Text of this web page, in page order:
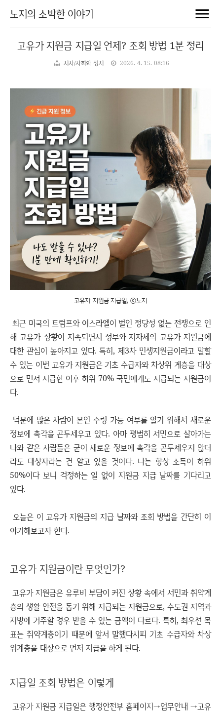
노지의 소박한 이야기
고유가 지원금 지급일 언제? 조회 방법 1분 정리
시사/사회와 정치 2026. 4. 15. 08:16
고유자 지원금 지급일, ⓒ노지
최근 미국의 트럼프와 이스라엘이 벌인 정당성 없는 전쟁으로 인
해 고유가 상황이 지속되면서 정부와 지자체의 고유가 지원금에
대한 관심이 높아지고 있다. 특히, 제3차 민생지원금이라고 말할
수 있는 이번 고유가 지원금은 기초 수급자와 차상위 계층을 대상
으로 먼저 지급한 이후 하위 70% 국민에게도 지급되는 지원금이
다.
덕분에 많은 사람이 본인 수령 가능 여부를 알기 위해서 새로운
정보에 촉각을 곤두세우고 있다. 아마 평범히 서민으로 살아가는
나와 같은 사람들은 굳이 새로운 정보에 촉각을 곤두세우지 않더
라도 대상자라는 건 알고 있을 것이다. 나는 항상 소득이 하위
50%이다 보니 걱정하는 일 없이 지원금 지급 날짜를 기다리고
있다.
오늘은 이 고유가 지원금의 지급 날짜와 조회 방법을 간단히 이
야기해보고자 한다.
고유가 지원금이란 무엇인가?
고유가 지원금은 유루비 부담이 커진 상황 속에서 서민과 취약계
층의 생활 안전을 돕기 위해 지급되는 지원금으로, 수도권 지역과
지방에 거주할 경우 받을 수 있는 금액이 다르다. 특히, 최우선 목
표는 취약계층이기 때문에 앞서 말했다시피 기초 수급자와 차상
위계층을 대상으로 먼저 지급을 하게 된다.
지급일 조회 방법은 이렇게
고유가 지원금 지급일은 행정안전부 홈페이지→업무안내 →고유